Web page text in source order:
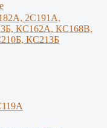
2С191А,
КС162А, КС168В,
КС213Б